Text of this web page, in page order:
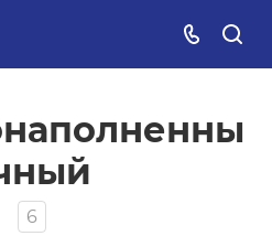
6